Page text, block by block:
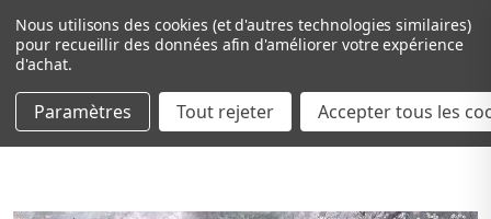
Passer au contenu principal
Nous utilisons des cookies (et d'autres technologies similaires)
pour recueillir des données afin d'améliorer votre expérience
d'achat.
Paramètres Tout rejeter Accepter tous les